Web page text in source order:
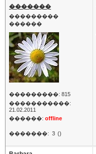
�������
���������
������
���������: 815
�����������:
21.02.2011
������: offline
�������: 3 ()